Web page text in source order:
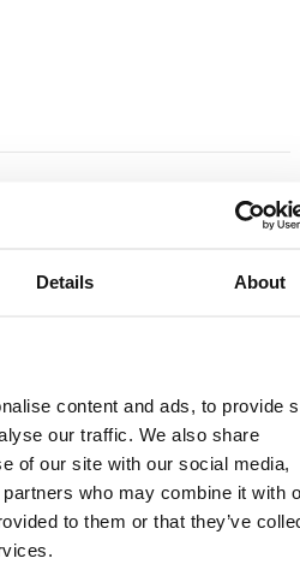
Details About
content and ads, to provide
our traffic. We also share
of our site with our social media,
who may combine it with
to them or that they’ve